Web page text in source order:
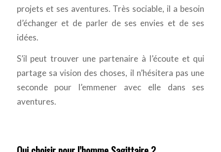
projets et ses aventures. Très sociable, il a besoin
d’échanger et de parler de ses envies et de ses
idées.
S’il peut trouver une partenaire à l’écoute et qui
partage sa vision des choses, il n’hésitera pas une
seconde pour l’emmener avec elle dans ses
aventures.